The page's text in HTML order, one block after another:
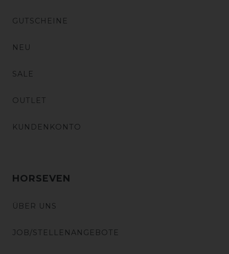
GUTSCHEINE
NEU
SALE
OUTLET
KUNDENKONTO
HORSEVEN
ÜBER UNS
JOB/STELLENANGEBOTE